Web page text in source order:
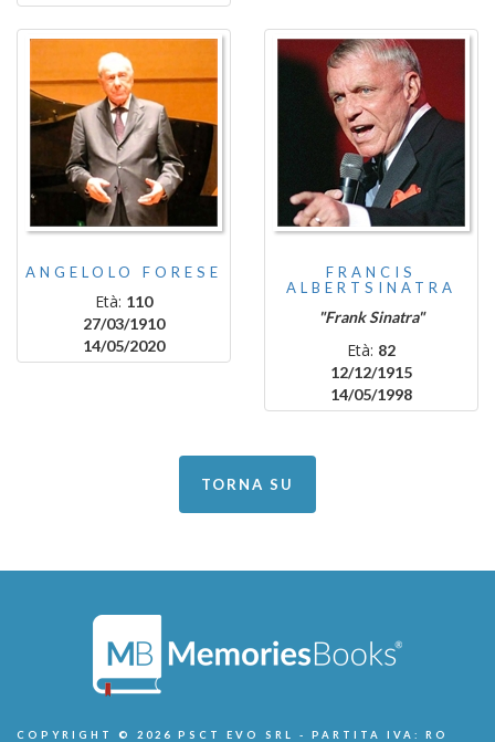
ANGELOLO FORESE
Età: 110
27/03/1910
14/05/2020
FRANCIS
ALBERTSINATRA
"Frank Sinatra"
Età: 82
12/12/1915
14/05/1998
TORNA SU
COPYRIGHT © 2026 PSCT EVO SRL - PARTITA IVA: RO